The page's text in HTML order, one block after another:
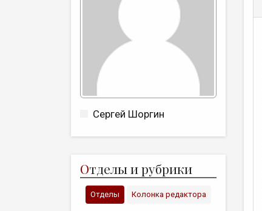
Сергей Шоргин
Отделы и рубрики
Отделы Колонка редактора